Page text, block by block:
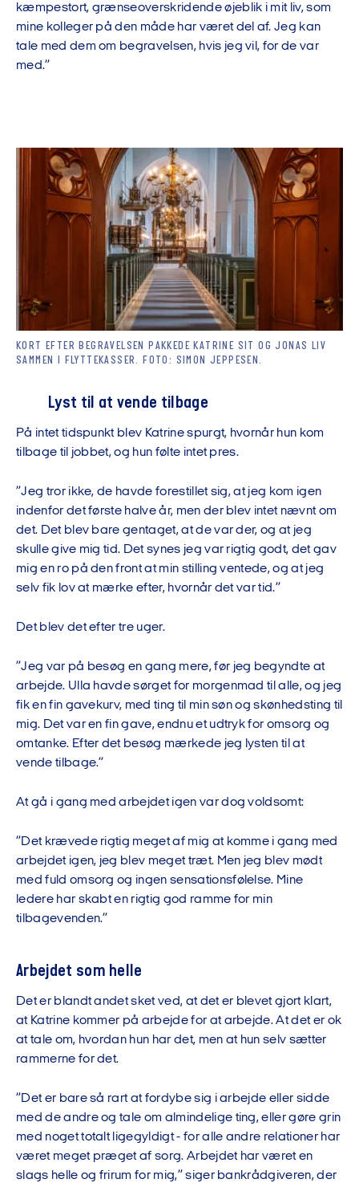
kæmpestort, grænseoverskridende øjeblik i mit liv, som
mine kolleger på den måde har været del af. Jeg kan
tale med dem om begravelsen, hvis jeg vil, for de var
med.”
KORT EFTER BEGRAVELSEN PAKKEDE KATRINE SIT OG JONAS LIV
SAMMEN I FLYTTEKASSER. FOTO: SIMON JEPPESEN.
Lyst til at vende tilbage
På intet tidspunkt blev Katrine spurgt, hvornår hun kom
tilbage til jobbet, og hun følte intet pres.
”Jeg tror ikke, de havde forestillet sig, at jeg kom igen
indenfor det første halve år, men der blev intet nævnt om
det. Det blev bare gentaget, at de var der, og at jeg
skulle give mig tid. Det synes jeg var rigtig godt, det gav
mig en ro på den front at min stilling ventede, og at jeg
selv fik lov at mærke efter, hvornår det var tid.”
Det blev det efter tre uger.
”Jeg var på besøg en gang mere, før jeg begyndte at
arbejde. Ulla havde sørget for morgenmad til alle, og jeg
fik en fin gavekurv, med ting til min søn og skønhedsting til
mig. Det var en fin gave, endnu et udtryk for omsorg og
omtanke. Efter det besøg mærkede jeg lysten til at
vende tilbage.”
At gå i gang med arbejdet igen var dog voldsomt:
”Det krævede rigtig meget af mig at komme i gang med
arbejdet igen, jeg blev meget træt. Men jeg blev mødt
med fuld omsorg og ingen sensationsfølelse. Mine
ledere har skabt en rigtig god ramme for min
tilbagevenden.”
Arbejdet som helle
Det er blandt andet sket ved, at det er blevet gjort klart,
at Katrine kommer på arbejde for at arbejde. At det er ok
at tale om, hvordan hun har det, men at hun selv sætter
rammerne for det.
”Det er bare så rart at fordybe sig i arbejde eller sidde
med de andre og tale om almindelige ting, eller gøre grin
med noget totalt ligegyldigt - for alle andre relationer har
været meget præget af sorg. Arbejdet har været en
slags helle og frirum for mig,” siger bankrådgiveren, der